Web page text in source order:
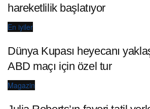
hareketlilik başlatıyor
En iyiler
Dünya Kupası heyecanı
ABD maçı için özel tur
Magazin